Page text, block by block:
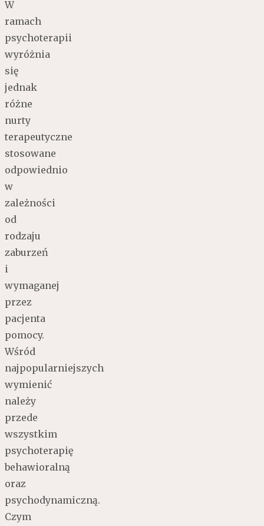
W
ramach
psychoterapii
wyróżnia
się
jednak
różne
nurty
terapeutyczne
stosowane
odpowiednio
w
zależności
od
rodzaju
zaburzeń
i
wymaganej
przez
pacjenta
pomocy.
Wśród
najpopularniejszych
wymienić
należy
przede
wszystkim
psychoterapię
behawioralną
oraz
psychodynamiczną.
Czym